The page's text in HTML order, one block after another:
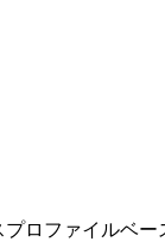
ロファイルベ